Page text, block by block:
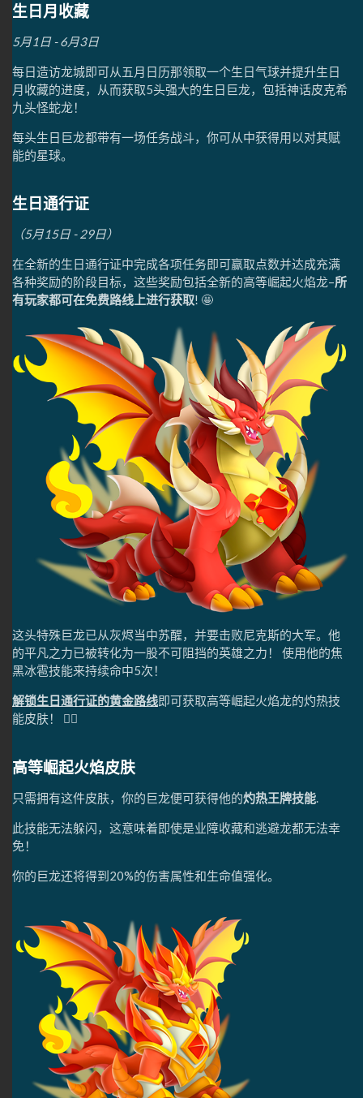
生日月收藏
5月1日 - 6月3日
每日造访龙城即可从五月日历那领取一个生日气球并提升生日
月收藏的进度，从而获取5头强大的生日巨龙，包括神话皮克希
九头怪蛇龙！
每头生日巨龙都带有一场任务战斗，你可从中获得用以对其赋
能的星球。
生日通行证
（5月15日 - 29日）
在全新的生日通行证中完成各项任务即可赢取点数并达成充满
各种奖励的阶段目标，这些奖励包括全新的高等崛起火焰龙–所
有玩家都可在免费路线上进行获取! 🤩
这头特殊巨龙已从灰烬当中苏醒，并要击败尼克斯的大军。他
的平凡之力已被转化为一股不可阻挡的英雄之力！ 使用他的焦
黑冰雹技能来持续命中5次！
解锁生日通行证的黄金路线即可获取高等崛起火焰龙的灼热技
能皮肤！ ❤️‍🔥
高等崛起火焰皮肤
只需拥有这件皮肤，你的巨龙便可获得他的灼热王牌技能.
此技能无法躲闪，这意味着即使是业障收藏和逃避龙都无法幸
免！
你的巨龙还将得到20%的伤害属性和生命值强化。